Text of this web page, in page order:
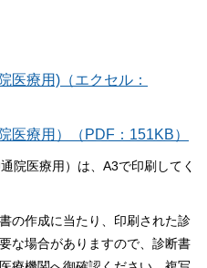
医療用)（エクセル：
医療用）（PDF：151KB）
医療用）は、A3で印刷してく
作成に当たり、印刷された診
な場合がありますので、診断書